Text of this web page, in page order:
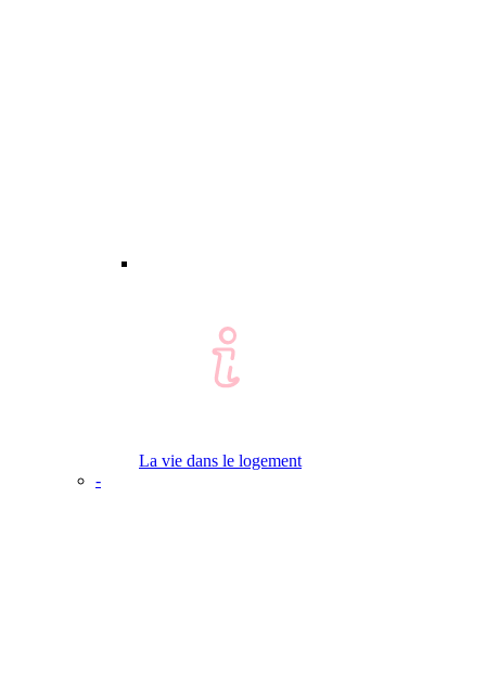
La vie dans le logement
-